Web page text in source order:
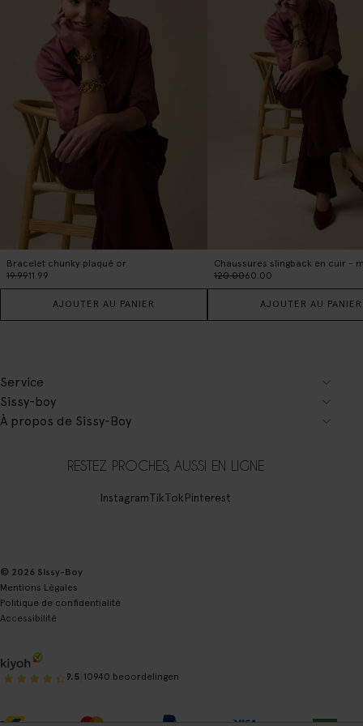
Bracelet chunky plaqué or
19.9911.99
AJOUTER AU PANIER
Chaussures slingback en cuir -
120.0060.00
AJOUTER AU PANIER
Service
Sissy-boy
À propos de Sissy-Boy
RESTEZ PROCHES, AUSSI EN LIGNE
InstagramTikTokPinterest
© 2026 Sissy-Boy
Mentions Légales
Politique de confidentialité
Accessibilité
9.5 10940 beoordelingen